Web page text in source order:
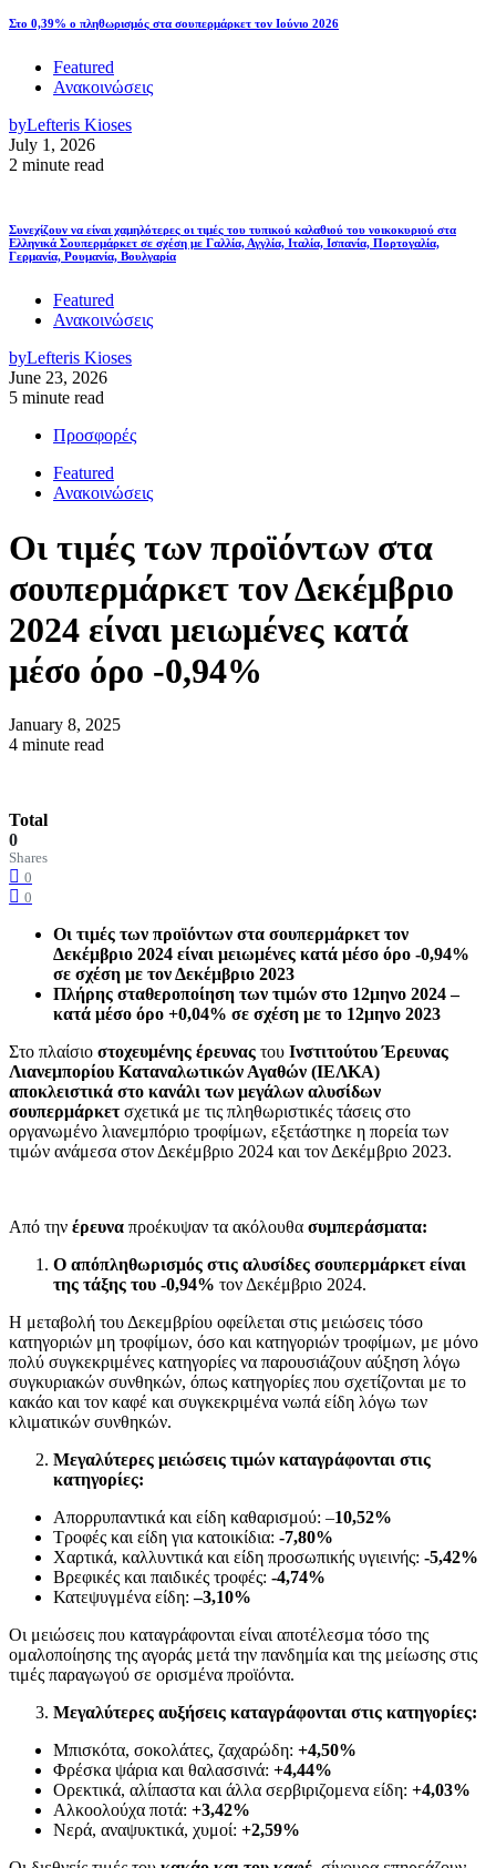
Στο 0,39% ο πληθωρισμός στα σουπερμάρκετ τον Ιούνιο 2026
Featured
Ανακοινώσεις
byLefteris Kioses
July 1, 2026
2 minute read
Συνεχίζουν να είναι χαμηλότερες οι τιμές του τυπικού καλαθιού του νοικοκυριού στα
Ελληνικά Σουπερμάρκετ σε σχέση με Γαλλία, Αγγλία, Ιταλία, Ισπανία, Πορτογαλία,
Γερμανία, Ρουμανία, Βουλγαρία
Featured
Ανακοινώσεις
byLefteris Kioses
June 23, 2026
5 minute read
Προσφορές
Featured
Ανακοινώσεις
Οι τιμές των προϊόντων στα
σουπερμάρκετ τον Δεκέμβριο
2024 είναι μειωμένες κατά
μέσο όρο -0,94%
January 8, 2025
4 minute read
Total
0
Shares
0
0
Οι τιμές των προϊόντων στα σουπερμάρκετ τον
Δεκέμβριο 2024 είναι μειωμένες κατά μέσο όρο -0,94%
σε σχέση με τον Δεκέμβριο 2023
Πλήρης σταθεροποίηση των τιμών στο 12μηνο 2024 –
κατά μέσο όρο +0,04% σε σχέση με το 12μηνο 2023
Στο πλαίσιο στοχευμένης έρευνας του Ινστιτούτου Έρευνας
Λιανεμπορίου Καταναλωτικών Αγαθών (ΙΕΛΚΑ)
αποκλειστικά στο κανάλι των μεγάλων αλυσίδων
σουπερμάρκετσχετικά με τις πληθωριστικές τάσεις στο
οργανωμένο λιανεμπόριο τροφίμων, εξετάστηκε η πορεία των
τιμών ανάμεσα στον Δεκέμβριο 2024 και τον Δεκέμβριο 2023.
Από την έρευνα προέκυψαν τα ακόλουθα συμπεράσματα:
Ο απόπληθωρισμός στις αλυσίδες σουπερμάρκετ είναι
της τάξης του -0,94% τον Δεκέμβριο 2024.
Η μεταβολή του Δεκεμβρίου οφείλεται στις μειώσεις τόσο
κατηγοριών μη τροφίμων, όσο και κατηγοριών τροφίμων, με μόνο
πολύ συγκεκριμένες κατηγορίες να παρουσιάζουν αύξηση λόγω
συγκυριακών συνθηκών, όπως κατηγορίες που σχετίζονται με το
κακάο και τον καφέ και συγκεκριμένα νωπά είδη λόγω των
κλιματικών συνθηκών.
Μεγαλύτερες μειώσεις τιμών καταγράφονται στις
κατηγορίες:
Απορρυπαντικά και είδη καθαρισμού: –10,52%
Τροφές και είδη για κατοικίδια: -7,80%
Χαρτικά, καλλυντικά και είδη προσωπικής υγιεινής: -5,42%
Βρεφικές και παιδικές τροφές: -4,74%
Κατεψυγμένα είδη:–3,10%
Οι μειώσεις που καταγράφονται είναι αποτέλεσμα τόσο της
ομαλοποίησης της αγοράς μετά την πανδημία και της μείωσης στις
τιμές παραγωγού σε ορισμένα προϊόντα.
Μεγαλύτερες αυξήσεις καταγράφονται στις κατηγορίες:
Μπισκότα, σοκολάτες, ζαχαρώδη: +4,50%
Φρέσκα ψάρια και θαλασσινά: +4,44%
Ορεκτικά, αλίπαστα και άλλα σερβιριζομενα είδη: +4,03%
Αλκοολούχα ποτά: +3,42%
Νερά, αναψυκτικά, χυμοί: +2,59%